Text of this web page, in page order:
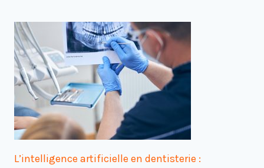
L’intelligence artificielle en dentisterie :